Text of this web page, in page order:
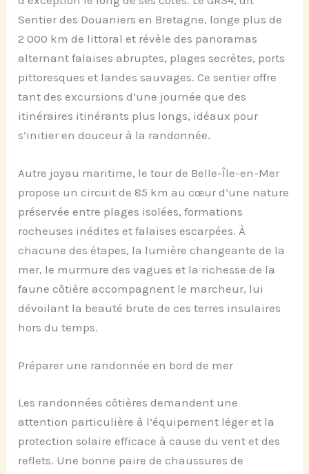
Sentier des Douaniers en Bretagne, longe plus de
2 000 km de littoral et révèle des panoramas
alternant falaises abruptes, plages secrètes, ports
pittoresques et landes sauvages. Ce sentier offre
tant des excursions d’une journée que des
itinéraires itinérants plus longs, idéaux pour
s’initier en douceur à la randonnée.
Autre joyau maritime, le tour de Belle-Île-en-Mer
propose un circuit de 85 km au cœur d’une nature
préservée entre plages isolées, formations
rocheuses inédites et falaises escarpées. À
chacune des étapes, la lumière changeante de la
mer, le murmure des vagues et la richesse de la
faune côtière accompagnent le marcheur, lui
dévoilant la beauté brute de ces terres insulaires
hors du temps.
Préparer une randonnée en bord de mer
Les randonnées côtières demandent une
attention particulière à l’équipement léger et la
protection solaire efficace à cause du vent et des
reflets. Une bonne paire de chaussures de